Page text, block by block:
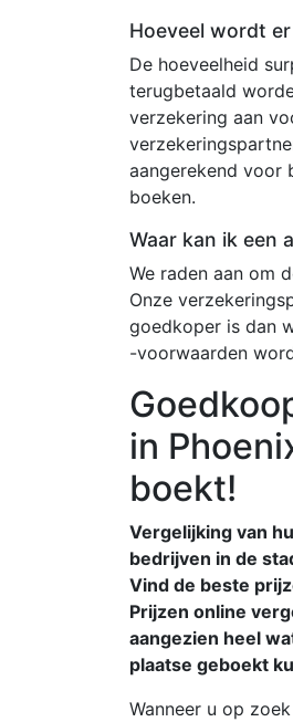
Hoeveel wordt
De hoeveelheid
terugbetaald
verzekering aan
aangerekend voor
boeken.
Waar kan ik een
We raden aan om
Onze
goedkoper is dan
-voorwaarden
in
boekt!
Vergelijking van
bedrijven in de
Vind de beste
Prijzen online
aangezien heel
plaatse geboekt
Wanneer u op